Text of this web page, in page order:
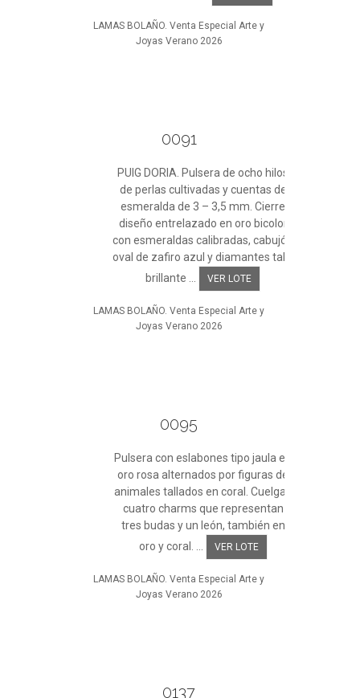
LAMAS BOLAÑO. Venta Especial Arte y
Joyas Verano 2026
0091
PUIG DORIA. Pulsera de ocho hilos
de perlas cultivadas y cuentas de
esmeralda de 3 – 3,5 mm. Cierre
diseño entrelazado en oro bicolor
con esmeraldas calibradas, cabujón
oval de zafiro azul y diamantes talla
brillante ...
VER LOTE
LAMAS BOLAÑO. Venta Especial Arte y
Joyas Verano 2026
0095
Pulsera con eslabones tipo jaula en
oro rosa alternados por figuras de
animales tallados en coral. Cuelgan
cuatro charms que representan
tres budas y un león, también en
oro y coral. ...
VER LOTE
LAMAS BOLAÑO. Venta Especial Arte y
Joyas Verano 2026
0137